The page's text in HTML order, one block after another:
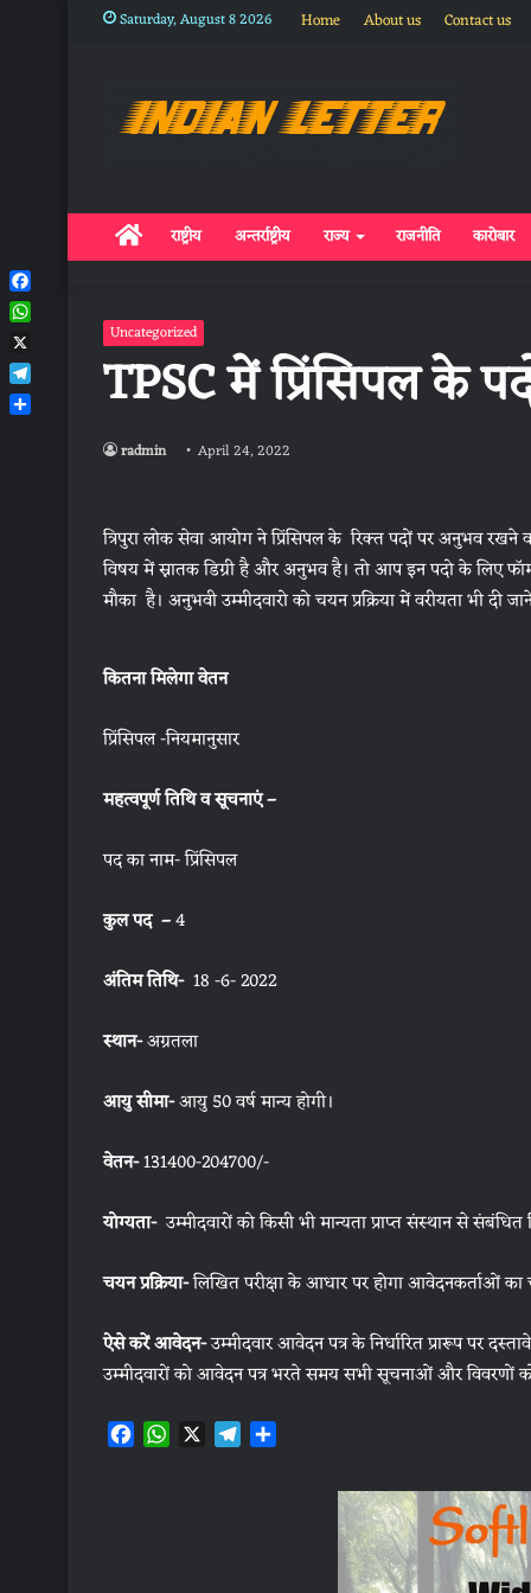
Saturday, August 8 2026 Home About us Contact us
Homeराष्ट्रीय अन्तर्राष्ट्रीय राज्य राजनीति कारोबार
Uncategorized
TPSC में प्रिंसिपल के
radmin April 24, 2022
त्रिपुरा लोक सेवा आयोग ने प्रिंसिपल के रिक्त पदों पर अनुभव
विषय में स्नातक डिग्री है और अनुभव है। तो आप इन पदो के लिए
मौका है। अनुभवी उम्मीदवारो को चयन प्रक्रिया में वरीयता भी दी
कितना मिलेगा वेतन
प्रिंसिपल -नियमानुसार
महत्वपूर्ण तिथि व सूचनाएं –
पद का नाम- प्रिंसिपल
कुल पद –4
अंतिम तिथि- 18 -6- 2022
स्थान-अग्रतला
आयु सीमा-आयु 50 वर्ष मान्य होगी।
वेतन-131400-204700/-
योग्यता- उम्मीदवारों को किसी भी मान्यता प्राप्त संस्थान से
चयन प्रक्रिया-लिखित परीक्षा के आधार पर होगा आवेदनकर्ताओं का
ऐसे करें आवेदन-उम्मीदवार आवेदन पत्र के निर्धारित प्रारूप पर
उम्मीदवारों को आवेदन पत्र भरते समय सभी सूचनाओं और विवरणों
F W X T
Facebook
WhatsApp
X
Telegram